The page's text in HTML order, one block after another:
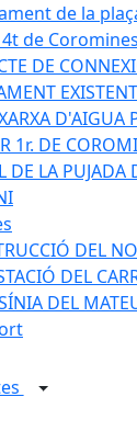
de la
de Coromines
DE
D'AIGUA
1r. DE
DE LA PUJADA
DEL
DEL
DEL